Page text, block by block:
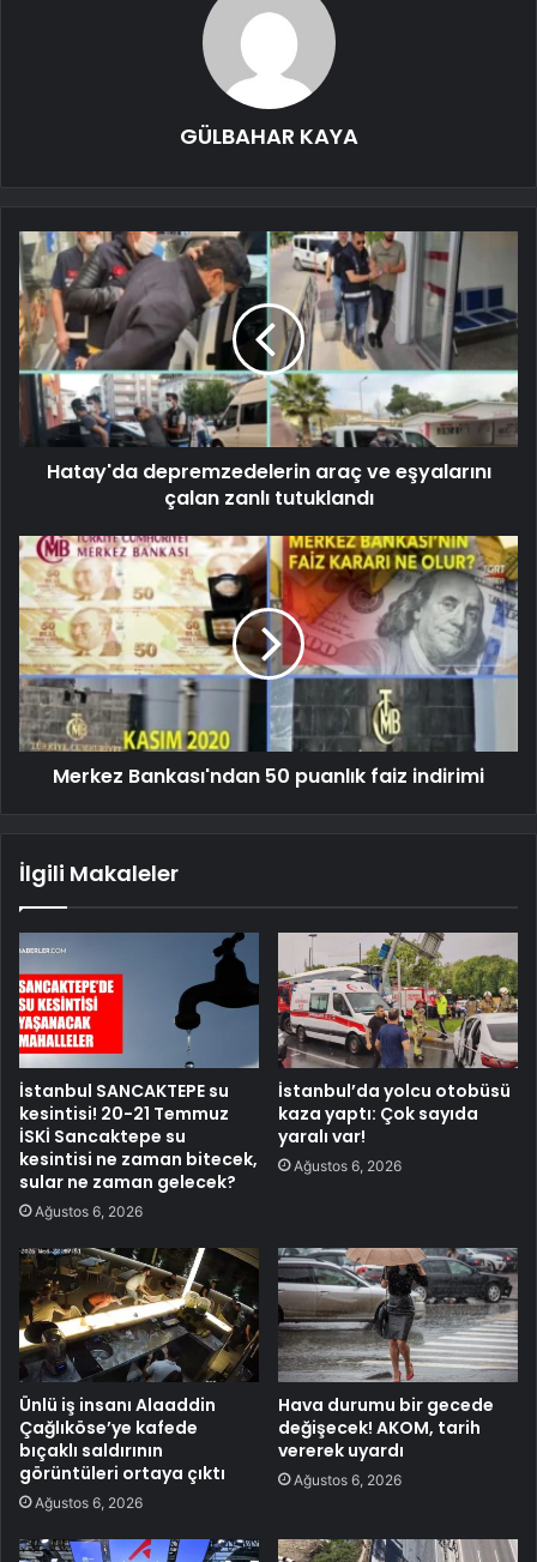
GÜLBAHAR KAYA
Hatay'da depremzedelerin araç ve eşyalarını
çalan zanlı tutuklandı
Merkez Bankası'ndan 50 puanlık faiz indirimi
İlgili Makaleler
İstanbul SANCAKTEPE su
kesintisi! 20-21 Temmuz
İSKİ Sancaktepe su
kesintisi ne zaman bitecek,
sular ne zaman gelecek?
Ağustos 6, 2026
İstanbul’da yolcu otobüsü
kaza yaptı: Çok sayıda
yaralı var!
Ağustos 6, 2026
Ünlü iş insanı Alaaddin
Çağlıköse’ye kafede
bıçaklı saldırının
görüntüleri ortaya çıktı
Ağustos 6, 2026
Hava durumu bir gecede
değişecek! AKOM, tarih
vererek uyardı
Ağustos 6, 2026